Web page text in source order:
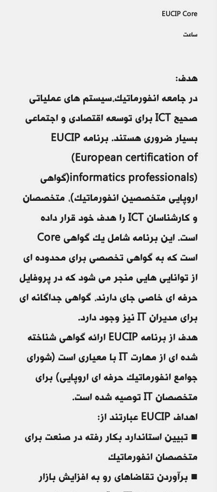
EUCIP Core
ساعت
هدف:
در جامعه انفورماتیک،سیستم های عملیاتی
صحیح ICT برای توسعه اقتصادی و اجتماعی
بسیار ضروری هستند. برنامه EUCIP
(European certification of
informatics professionals)(گواهی
اروپایی متخصصین انفورماتیک)، متخصصان
و کارشناسان ICT را هدف خود قرار داده
است. این برنامه شامل یک گواهی Core
است که به گواهی تخصصی برای محدوده ای
از توانایی هایی منجر می شود که در پروفایل
حرفه ای خاصی جای دارند، گواهی جداگانه ای
برای مدیران IT نیز وجود دارد.
هدف از برنامه EUCIP ارائه گواهی شناخته
شده ای از مهارت IT با معیاری است (شورای
جوامع انفورماتیک حرفه ای اروپایی) برای
متخصصان IT توصیه شده است.
اهداف EUCIP عبارتند از:
■ تبیین استاندارد بکار رفته در صنعت برای
متخصصان انفورماتیک
■ برآوردن تقاضاهای رو به افزایش بازار